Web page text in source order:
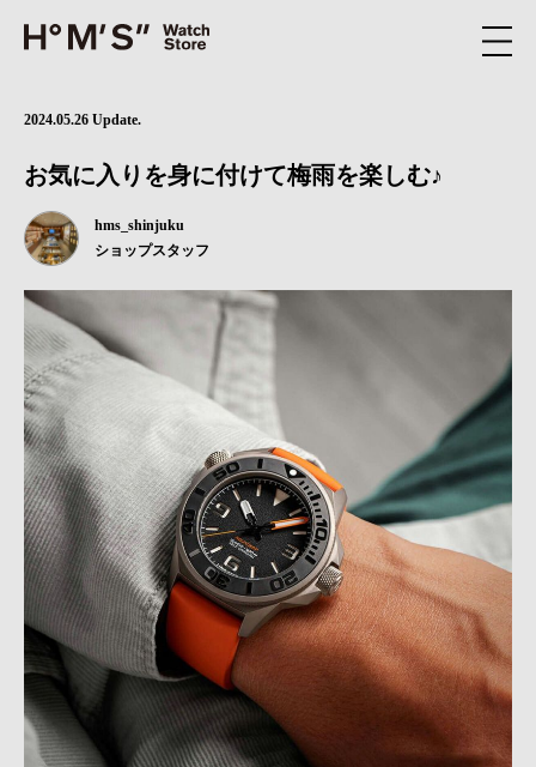
2024.05.26 Update.
お気に入りを身に付けて梅雨を楽しむ♪
hms_shinjuku
ショップスタッフ